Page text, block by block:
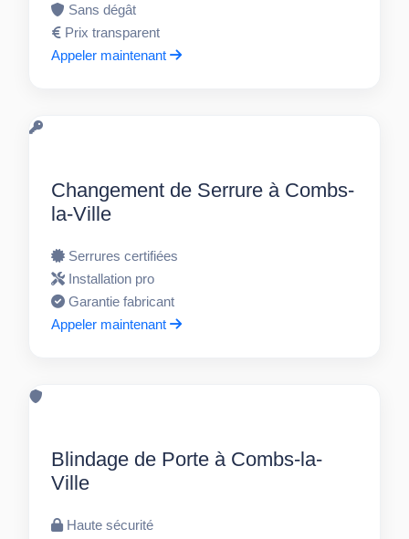
Sans dégât
Prix transparent
Appeler maintenant
Changement de Serrure à Combs-
la-Ville
Serrures certifiées
Installation pro
Garantie fabricant
Appeler maintenant
Blindage de Porte à Combs-la-
Ville
Haute sécurité